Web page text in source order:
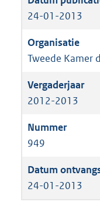
24-01-2013
Tweede Kamer
2012-2013
949
24-01-2013